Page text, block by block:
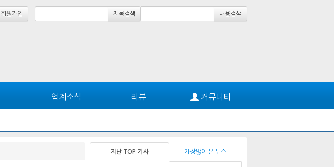
회원가입 제목검색 내용검색
업계소식 리뷰 커뮤니티
지난 TOP 기사 가장많이 본 뉴스